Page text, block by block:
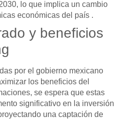
lo que implica un cambio
económicas del país .
y beneficios
por el gobierno mexicano
los beneficios del
se espera que estas
significativo en la inversión
una captación de